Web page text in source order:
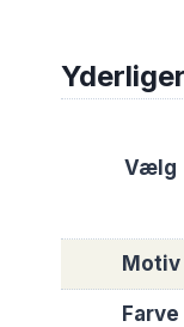
Vælg
Motiv
Farve